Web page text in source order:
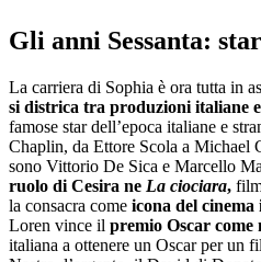
Gli anni Sessanta:
La carriera di Sophia è ora tutta in
si districa tra produzioni italiane
famose star dell’epoca italiane e
Chaplin, da Ettore Scola a
sono Vittorio De Sica e Marcello
ruolo di Cesira ne La ciociara,
la consacra come icona del cinema
Loren vince il premio Oscar
italiana a ottenere un Oscar per un